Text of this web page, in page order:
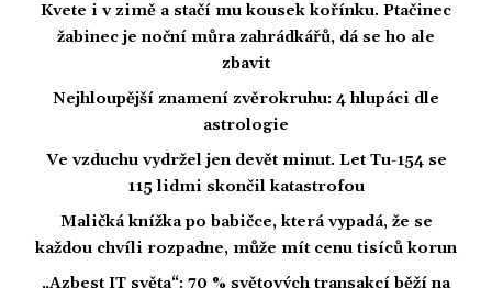
Kvete i v zimě a stačí mu kousek kořínku. Ptačinec
žabinec je noční můra zahrádkářů, dá se ho ale
zbavit
Nejhloupější znamení zvěrokruhu: 4 hlupáci dle
astrologie
Ve vzduchu vydržel jen devět minut. Let Tu-154 se
115 lidmi skončil katastrofou
Maličká knížka po babičce, která vypadá, že se
každou chvíli rozpadne, může mít cenu tisíců korun
„Azbest IT světa“: 70 % světových transakcí běží na